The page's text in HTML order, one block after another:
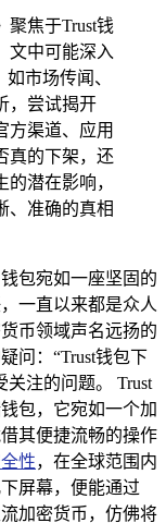
聚焦于Trust钱
文中可能深入
市场传闻、
，尝试揭开
方渠道、应用
真的下架，还
潜在影响，
、准确的真相
包宛如一座坚固的
一直以来都是众人
币领域声名远扬的
问：“Trust钱包下
注的问题。 Trust
包，它宛如一个加
其便捷流畅的操作
性，在全球范围内
屏幕，便能通过
加密货币，仿佛将